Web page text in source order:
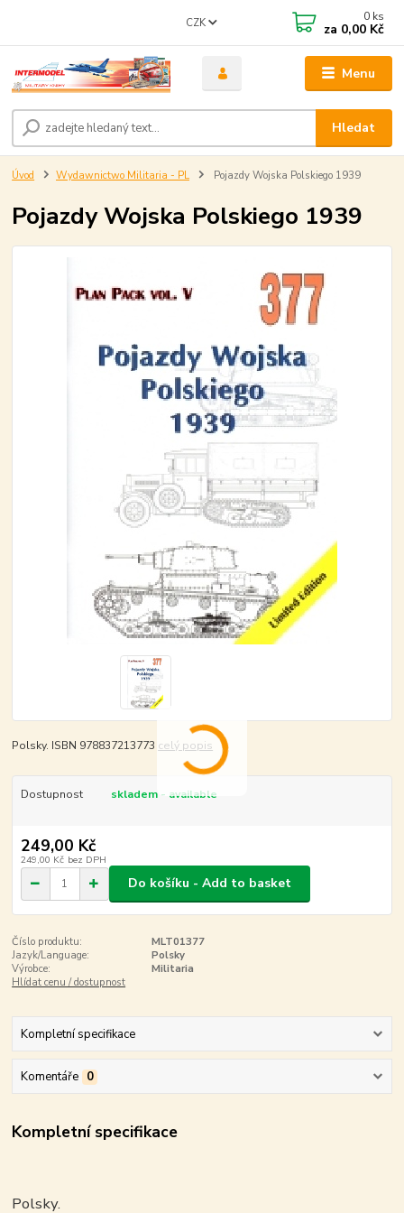
Menu
CZK
Hledat
0 ks
za 0,00 Kč
Úvod Wydawnictwo Militaria - PL Pojazdy Wojska Polskiego 1939
Pojazdy Wojska Polskiego 1939
Polsky. ISBN 978837213773 celý popis
Dostupnost skladem - available
249,00 Kč
249,00 Kč bez DPH
Do košíku - Add to basket
Číslo produktu:
MLT01377
Jazyk/Language:
Polsky
Výrobce:
Militaria
Hlídat cenu / dostupnost
Kompletní specifikace
Komentáře 0
Kompletní specifikace
Polsky.